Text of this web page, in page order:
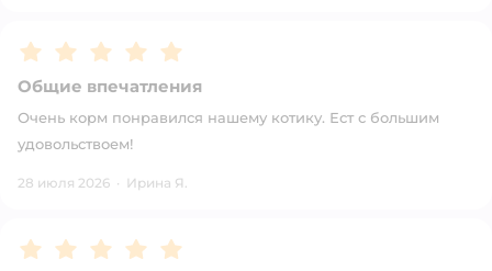
Рейтинг:5
Общие впечатления
Очень корм понравился нашему котику. Ест с большим
удовольствоем!
28 июля 2026 · Ирина Я.
Рейтинг:5